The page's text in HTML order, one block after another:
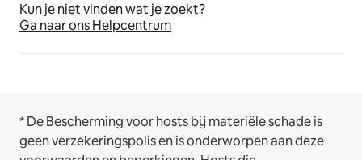
Kun je niet vinden wat je zoekt?
Ga naar ons Helpcentrum
* De Bescherming voor hosts bij materiële schade is
geen verzekeringspolis en is onderworpen aan deze